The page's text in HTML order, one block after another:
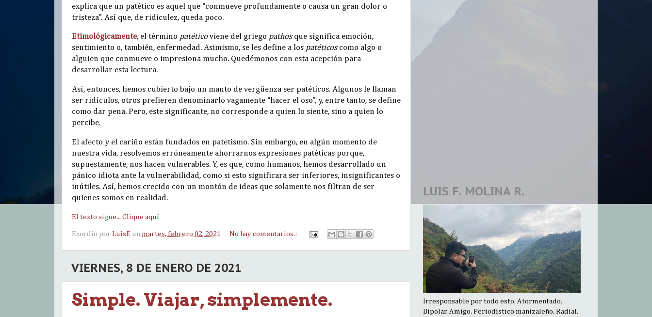
explica que un patético es aquel que “conmueve profundamente o causa un gran dolor o
tristeza”. Así que, de ridiculez, queda poco.
Etimológicamente, el término patéticoviene del griego pathosque significa emoción,
sentimiento o, también, enfermedad. Asimismo, se les define a los patéticoscomo algo o
alguien que conmueve o impresiona mucho. Quedémonos con esta acepción para
desarrollar esta lectura.
Así, entonces, hemos cubierto bajo un manto de vergüenza ser patéticos. Algunos le llaman
ser ridículos, otros prefieren denominarlo vagamente “hacer el oso”, y, entre tanto, se define
como dar pena. Pero, este significante, no corresponde a quien lo siente, sino a quien lo
percibe.
El afecto y el cariño están fundados en patetismo. Sin embargo, en algún momento de
nuestra vida, resolvemos erróneamente ahorrarnos expresiones patéticas porque,
supuestamente, nos hacen vulnerables. Y, es que, como humanos, hemos desarrollado un
pánico idiota ante la vulnerabilidad, como si esto significara ser inferiores, insignificantes o
inútiles. Así, hemos crecido con un montón de ideas que solamente nos filtran de ser
quienes somos en realidad.
El texto sigue... Clique aquí
Exordio por LuisF. un martes, febrero 02, 2021 No hay comentarios.:
VIERNES, 8 DE ENERO DE 2021
Simple. Viajar, simplemente.
LUIS F. MOLINA R.
Irresponsable por todo esto. Atormentado.
Bipolar. Amigo. Periodístico manizaleño. Radial.